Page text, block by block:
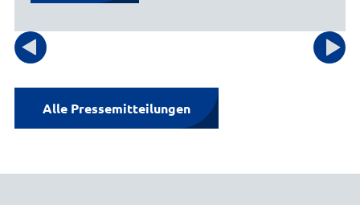
Gebäude 1, Eingang A, Zimmer 24
Alle Pressemitteilungen